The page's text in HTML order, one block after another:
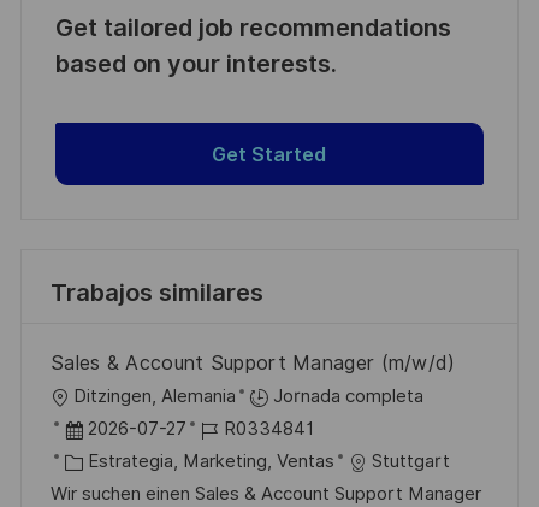
Get tailored job recommendations
based on your interests.
Get Started
Trabajos similares
Sales & Account Support Manager (m/w/d)
U
b
c
Ditzingen, Alemania
Jornada completa
F
e
c
2026-07-27
I
D
d
R0334841
C
a
Estrategia, Marketing, Ventas
Stuttgart
Wir suchen einen Sales & Account Support Manager